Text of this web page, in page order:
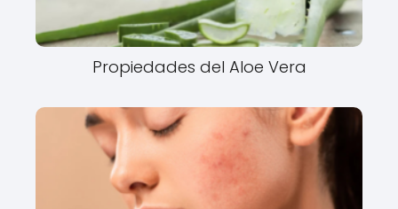
Propiedades del Aloe Vera